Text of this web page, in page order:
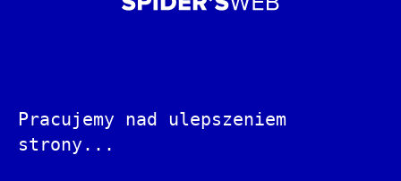
Pracujemy nad ulepszeniem
strony...